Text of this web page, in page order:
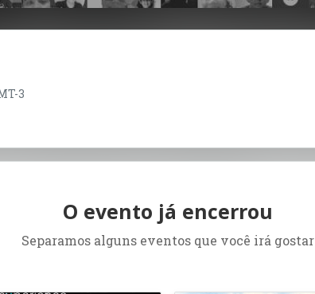
3
O evento já encerrou
Separamos alguns eventos que você irá gostar